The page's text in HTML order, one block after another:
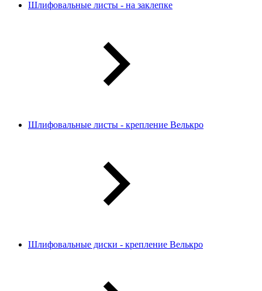
Шлифовальные листы - на заклепке
Шлифовальные листы - крепление Велькро
Шлифовальные диски - крепление Велькро